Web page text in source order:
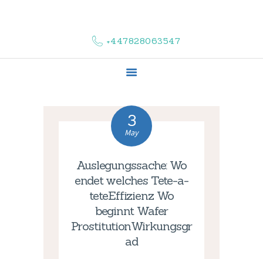
+447828063547
COMPLAINTS
CONTACT US
3
May
Auslegungssache: Wo
endet welches Tete-a-
teteEffizienz Wo
beginnt Wafer
ProstitutionWirkungsgr
ad